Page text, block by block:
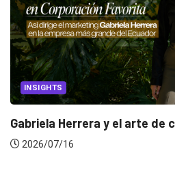
INSIGHTS
Gabriela Herrera y el arte de
2026/07/16